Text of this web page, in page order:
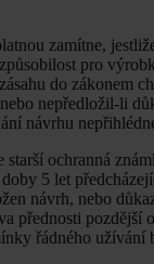
zamítne,
pro
do zákonem
nepředložil-li
návrhu
ochranná
5 let
návrh, nebo
přednosti pozdější
řádného